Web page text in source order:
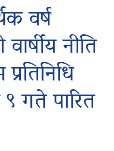
वर्ष
नीति
गते पारित